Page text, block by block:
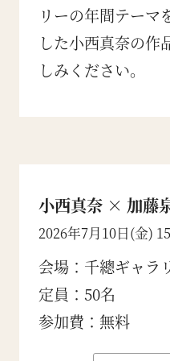
リーの年間テーマ
した小西真奈の作
しみください。
小西真奈 × 加藤
2026年7月10日(金)
会場：千總ギャラ
定員：50名
参加費：無料